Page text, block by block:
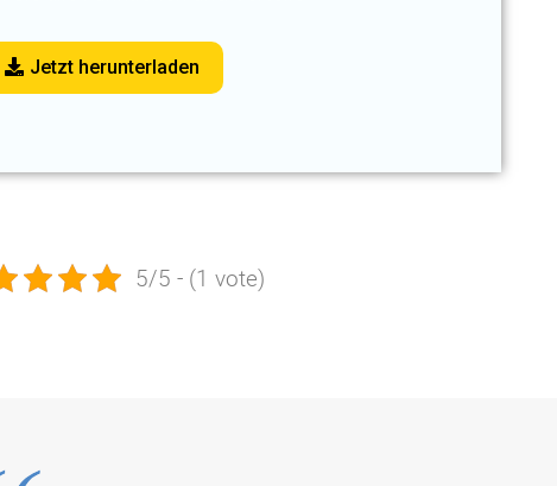
Jetzt herunterladen
5/5 - (1 vote)